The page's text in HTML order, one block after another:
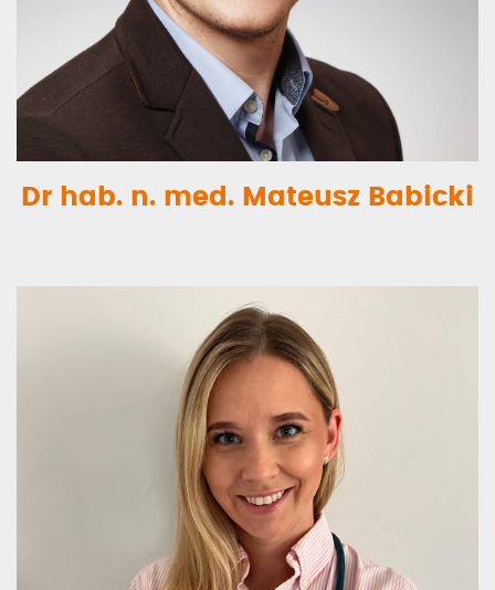
Dr hab. n. med. Mateusz Babicki